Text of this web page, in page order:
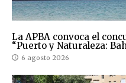
La APBA convoca el
“Puerto y Naturaleza:
6 agosto 2026